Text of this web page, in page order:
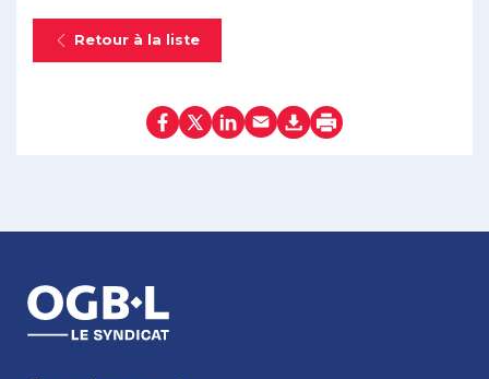
Retour à la liste